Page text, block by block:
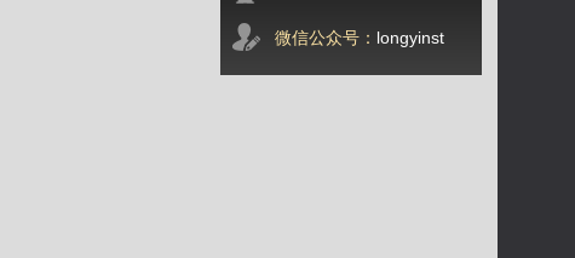
微信公众号： longyinst